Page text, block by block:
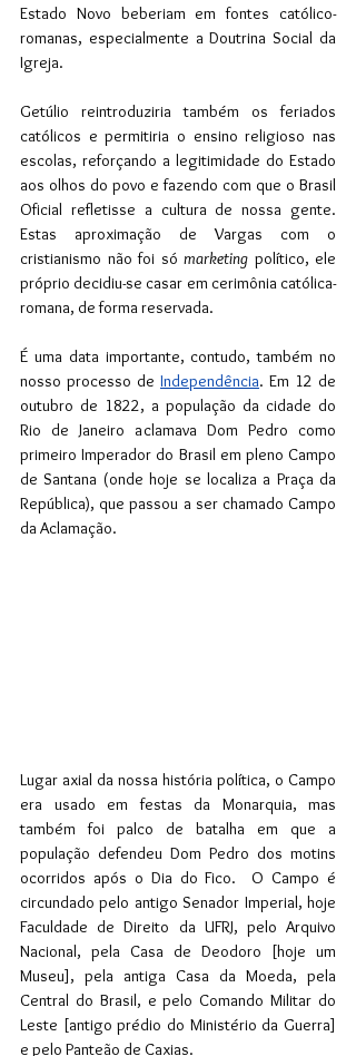
Estado Novo beberiam em fontes católico-
romanas, especialmente a Doutrina Social da
Igreja.
Getúlio reintroduziria também os feriados
católicos e permitiria o ensino religioso nas
escolas, reforçando a legitimidade do Estado
aos olhos do povo e fazendo com que o Brasil
Oficial refletisse a cultura de nossa gente.
Estas aproximação de Vargas com o
cristianismo não foi só marketing político, ele
próprio decidiu-se casar em cerimônia católica-
romana, de forma reservada.
É uma data importante, contudo, também no
nosso processo de Independência. Em 12 de
outubro de 1822, a população da cidade do
Rio de Janeiro aclamava Dom Pedro como
primeiro Imperador do Brasil em pleno Campo
de Santana (onde hoje se localiza a Praça da
República), que passou a ser chamado Campo
da Aclamação.
Lugar axial da nossa história política, o Campo
era usado em festas da Monarquia, mas
também foi palco de batalha em que a
população defendeu Dom Pedro dos motins
ocorridos após o Dia do Fico.  O Campo é
circundado pelo antigo Senador Imperial, hoje
Faculdade de Direito da UFRJ, pelo Arquivo
Nacional, pela Casa de Deodoro [hoje um
Museu], pela antiga Casa da Moeda, pela
Central do Brasil, e pelo Comando Militar do
Leste [antigo prédio do Ministério da Guerra]
e pelo Panteão de Caxias.